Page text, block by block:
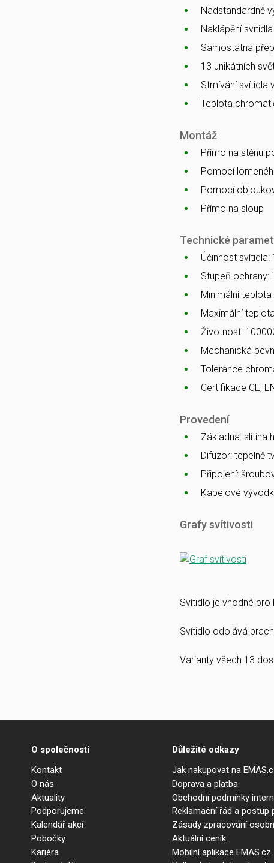
Nadstandardně
Naklápění svítidla
Samostatná
13 unikátních
Stmívání svítidla
Teplota
Montáž
Přímo na stěnu
Pomocí
Pomocí
Přímo na sloup
Technické
Účinnost svítidla:
Stupeň ochrany:
Minimální teplota
Maximální
Životnost:
Mechanická
Tolerance
Certifikace CE,
Provedení
Základna: slitina
Difuzor: tepelně
Připojení:
Kabelové
Grafy svítivosti
Svítidlo je vhodné
Svítidlo odolává
Varianty všech 13
O společnosti
Kontakt
O nás
Aktuality
Podporujeme
Kalendář akcí
Pobočky
Kariéra
Důležité odkazy
Jak nakupovat na
Doprava a platba
Obchodní podmínky
Reklamační řád a postup
Zásady zpracování
Aktuální ceník
Mobilní aplikace EMAS.cz